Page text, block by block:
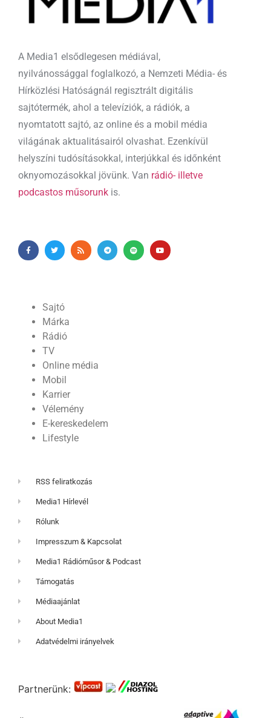
A Media1 elsődlegesen médiával,
nyilvánossággal foglalkozó, a Nemzeti Média- és
Hírközlési Hatóságnál regisztrált digitális
sajtótermék, ahol a televíziók, a rádiók, a
nyomtatott sajtó, az online és a mobil média
világának aktualitásairól olvashat. Ezenkívül
helyszíni tudósításokkal, interjúkkal és időnként
oknyomozásokkal jövünk. Van rádió- illetve
podcastos műsorunk is.
Sajtó
Márka
Rádió
TV
Online média
Mobil
Karrier
Vélemény
E-kereskedelem
Lifestyle
RSS feliratkozás
Media1 Hírlevél
Rólunk
Impresszum & Kapcsolat
Media1 Rádióműsor & Podcast
Támogatás
Médiaajánlat
About Media1
Adatvédelmi irányelvek
Partnerünk: